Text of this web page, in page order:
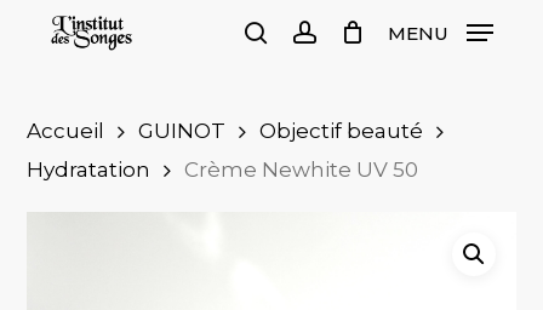
content
MENU
Cart
Accueil GUINOT
Objectif beauté
Hydratation
Crème Newhite UV 50